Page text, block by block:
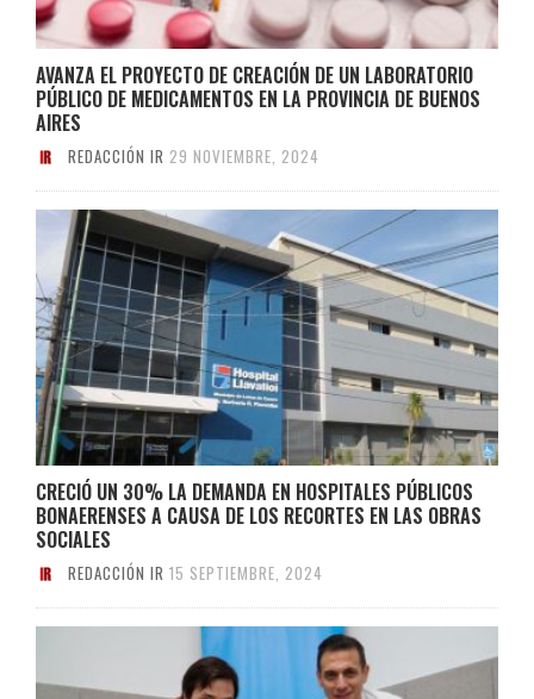
AVANZA EL PROYECTO DE CREACIÓN DE UN LABORATORIO
PÚBLICO DE MEDICAMENTOS EN LA PROVINCIA DE BUENOS
AIRES
REDACCIÓN IR 29 NOVIEMBRE, 2024
CRECIÓ UN 30% LA DEMANDA EN HOSPITALES PÚBLICOS
BONAERENSES A CAUSA DE LOS RECORTES EN LAS OBRAS
SOCIALES
REDACCIÓN IR 15 SEPTIEMBRE, 2024